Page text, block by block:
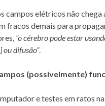
campos elétricos não
fracos demais para
“o cérebro pode estar
ou difusão”.
(possivelmente)
e testes em ratos